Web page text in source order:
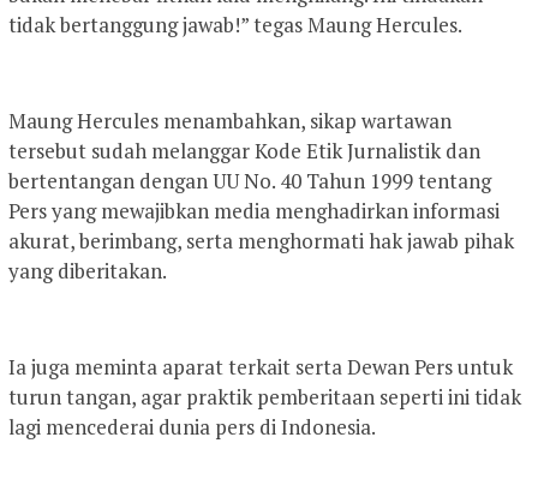
tidak bertanggung jawab!” tegas Maung Hercules.
Maung Hercules menambahkan, sikap wartawan
tersebut sudah melanggar Kode Etik Jurnalistik dan
bertentangan dengan UU No. 40 Tahun 1999 tentang
Pers yang mewajibkan media menghadirkan informasi
akurat, berimbang, serta menghormati hak jawab pihak
yang diberitakan.
Ia juga meminta aparat terkait serta Dewan Pers untuk
turun tangan, agar praktik pemberitaan seperti ini tidak
lagi mencederai dunia pers di Indonesia.